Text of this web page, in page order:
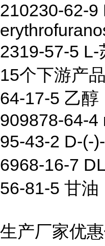
210230-62-9
2319-57-5 L-
15个下游产品
64-17-5 乙醇
909878-64-4
95-43-2 D-(-
6968-16-7
56-81-5 甘油
生产厂家优